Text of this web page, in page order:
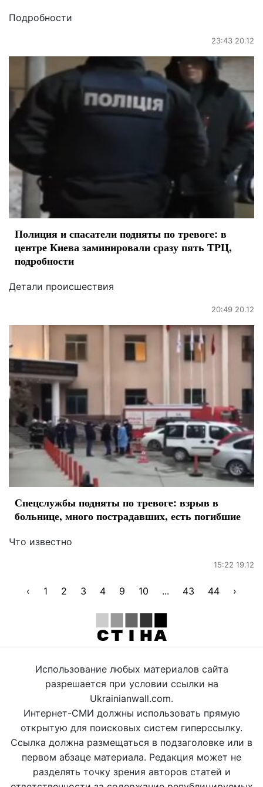
Подробности
23:43 20.12
Полиция и спасатели подняты по тревоге: в
центре Киева заминировали сразу пять ТРЦ,
подробности
Детали происшествия
20:49 20.12
Спецслужбы подняты по тревоге: взрыв в
больнице, много пострадавших, есть погибшие
Что известно
15:22 19.12
‹ 1 2 3 4 9 10 ... 43 44 ›
Использование любых материалов сайта
разрешается при условии ссылки на
Ukrainianwall.com.
Интернет-СМИ должны использовать прямую
открытую для поисковых систем гиперссылку.
Ссылка должна размещаться в подзаголовке или в
первом абзаце материала. Редакция может не
разделять точку зрения авторов статей и